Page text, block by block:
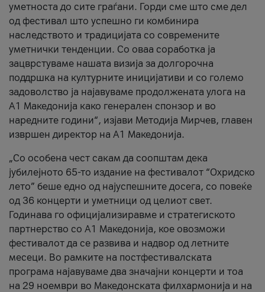
уметноста до сите граѓани. Горди сме што сме дел
од фестивал што успешно ги комбинира
наследството и традицијата со современите
уметнички тенденции. Со оваа соработка ја
зацврстуваме нашата визија за долгорочна
поддршка на културните иницијативи и со големо
задоволство ја најавуваме продолжената улога на
A1 Македонија како генерален спонзор и во
наредните години“, изјави Методија Мирчев, главен
извршен директор на A1 Македонија.
„Со особена чест сакам да соопштам дека
јубилејното 65-то издание на фестивалот “Охридско
лето” беше едно од најуспешните досега, со повеќе
од 36 концерти и уметници од целиот свет.
Годинава го официјализиравме и стратегиското
партнерство со А1 Македонија, кое овозможи
фестивалот да се развива и надвор од летните
месеци. Во рамките на постфестивалската
програма најавуваме два значајни концерти и тоа
на 29 ноември во Македонската филхармонија и на